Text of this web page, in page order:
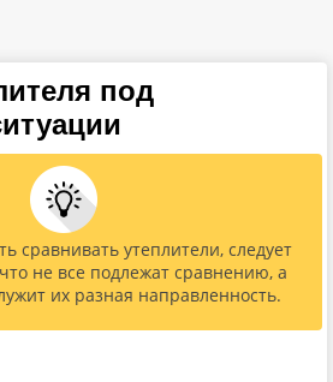
под
сравнивать утеплители, следует
не все подлежат сравнению, а
их разная направленность.